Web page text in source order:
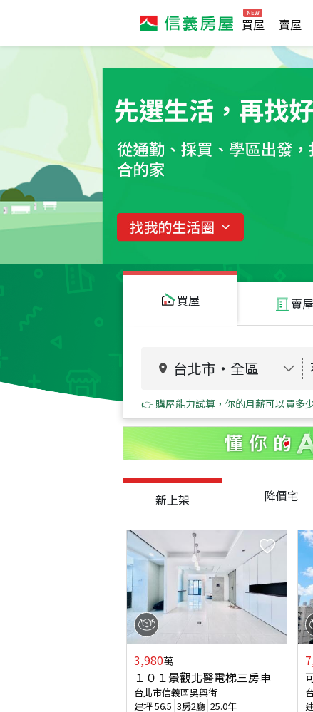
買屋 賣屋
買屋 賣屋
台北市 ・ 全區
👉 購屋能力試算，你的月薪可以買多
新上架 降價宅
3,980萬
１０１景觀北醫電梯三房車
台北市信義區吳興街
建坪56.5 3房2廳 25.0年